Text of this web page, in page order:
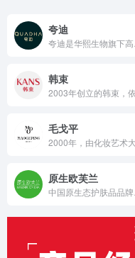
夸迪
韩束
毛戈平
原生欧芙兰